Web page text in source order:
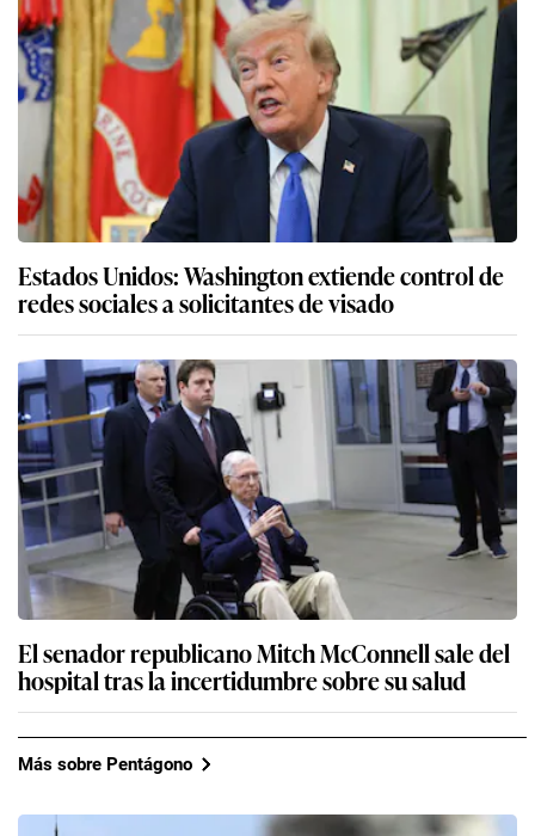
Estados Unidos: Washington extiende control de
redes sociales a solicitantes de visado
El senador republicano Mitch McConnell sale del
hospital tras la incertidumbre sobre su salud
Más sobre Pentágono